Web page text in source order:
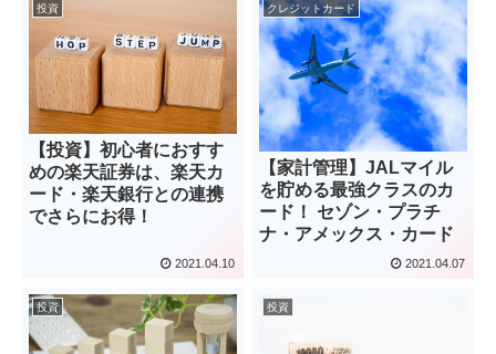
投資
【投資】初心者におすす
めの楽天証券は、楽天カ
ード・楽天銀行との連携
でさらにお得！
2021.04.10
クレジットカード
【家計管理】JALマイル
を貯める最強クラスのカ
ード！ セゾン・プラチ
ナ・アメックス・カード
2021.04.07
投資 投資